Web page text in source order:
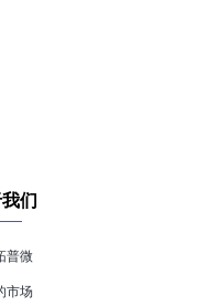
们
普微
市场